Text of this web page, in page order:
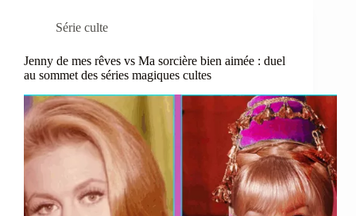
Série culte
Jenny de mes rêves vs Ma sorcière bien aimée : duel
au sommet des séries magiques cultes